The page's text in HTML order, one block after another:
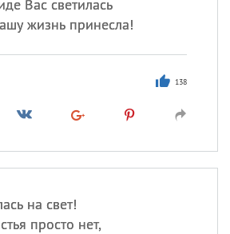
Вас светилась
жизнь принесла!
138
на свет!
просто нет,